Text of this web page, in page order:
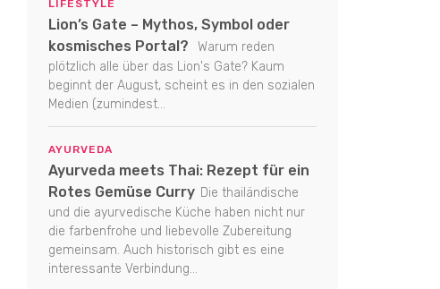
LIFESTYLE
Lion’s Gate – Mythos, Symbol oder
kosmisches Portal?
Warum reden
plötzlich alle über das Lion's Gate? Kaum
beginnt der August, scheint es in den sozialen
Medien (zumindest...
AYURVEDA
Ayurveda meets Thai: Rezept für ein
Rotes Gemüse Curry Die thailändische
und die ayurvedische Küche haben nicht nur
die farbenfrohe und liebevolle Zubereitung
gemeinsam. Auch historisch gibt es eine
interessante Verbindung...